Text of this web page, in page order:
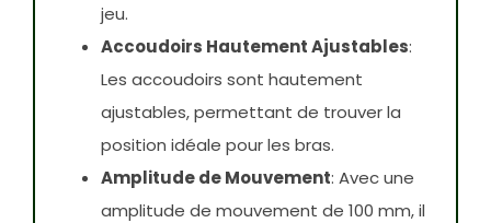
jeu.
Accoudoirs Hautement Ajustables:
Les accoudoirs sont hautement
ajustables, permettant de trouver la
position idéale pour les bras.
Amplitude de Mouvement: Avec une
amplitude de mouvement de 100 mm, il